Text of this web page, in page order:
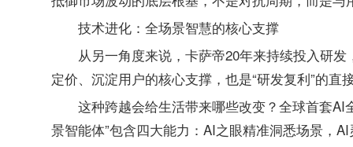
技术进化：全场景智慧的核心支撑
从另一角度来说，卡萨帝20年来持续投入研
定价、沉淀用户的核心支撑，也是“研发复利”的直
这种跨越会给生活带来哪些改变？全球首套
景智能体”包含四大能力：AI之眼精准洞悉场景，